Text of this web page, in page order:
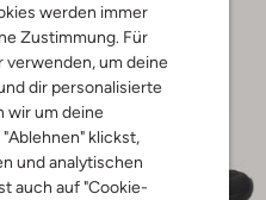
werden immer
Zustimmung. Für
verwenden, um deine
dir personalisierte
wir um deine
klickst,
und analytischen
auch auf "Cookie-